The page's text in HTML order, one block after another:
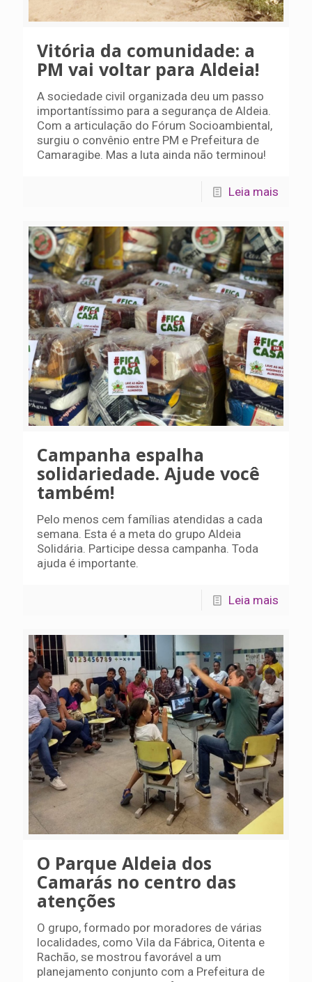
Vitória da comunidade: a
PM vai voltar para Aldeia!
A sociedade civil organizada deu um passo
importantíssimo para a segurança de Aldeia.
Com a articulação do Fórum Socioambiental,
surgiu o convênio entre PM e Prefeitura de
Camaragibe. Mas a luta ainda não terminou!
Leia mais
Campanha espalha
solidariedade. Ajude você
também!
Pelo menos cem famílias atendidas a cada
semana. Esta é a meta do grupo Aldeia
Solidária. Participe dessa campanha. Toda
ajuda é importante.
Leia mais
O Parque Aldeia dos
Camarás no centro das
atenções
O grupo, formado por moradores de várias
localidades, como Vila da Fábrica, Oitenta e
Rachão, se mostrou favorável a um
planejamento conjunto com a Prefeitura de